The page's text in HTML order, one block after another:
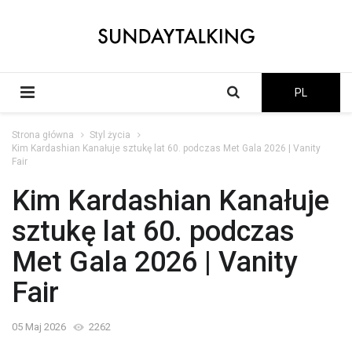
PL
Strona główna
Styl życia
Kim Kardashian Kanałuje sztukę lat 60. podczas Met Gala 2026 | Vanity
Fair
Kim Kardashian Kanałuje
sztukę lat 60. podczas
Met Gala 2026 | Vanity
Fair
05 Maj 2026 2262